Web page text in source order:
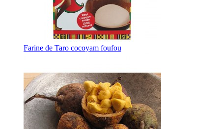
Farine de Taro cocoyam foufou